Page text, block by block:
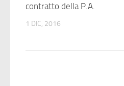
contratto della P.A.
1 DIC, 2016